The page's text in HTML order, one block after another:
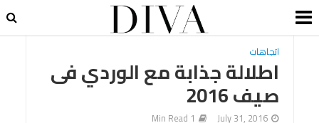
اتجاهات
اطلالة جذابة مع الوردي فى
صيف 2016
July 31, 2016
1 Min Read